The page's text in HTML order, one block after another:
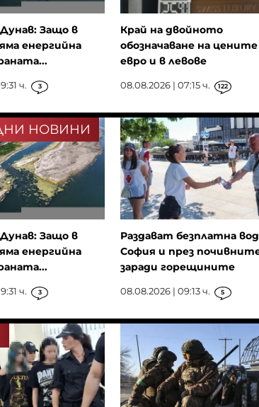
Защо в
енергийна
ч. 3
Край на двойното
обозначаване на цените
евро и в левове
08.08.2026 | 07:15 ч. 122
НОВИНИ
Защо в
енергийна
ч. 3
Раздават безплатна
София и през
заради горещините
08.08.2026 | 09:13 ч. 5